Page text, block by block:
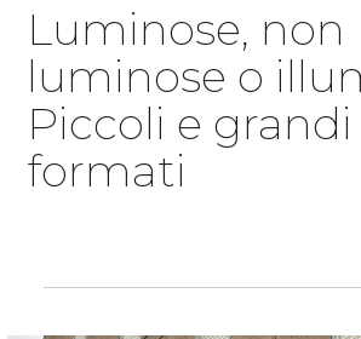
Luminose, non
luminose o
Piccoli e grandi
formati